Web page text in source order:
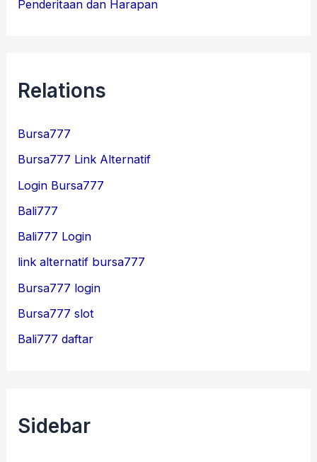
Penderitaan dan Harapan
Relations
Bursa777
Bursa777 Link Alternatif
Login Bursa777
Bali777
Bali777 Login
link alternatif bursa777
Bursa777 login
Bursa777 slot
Bali777 daftar
Sidebar